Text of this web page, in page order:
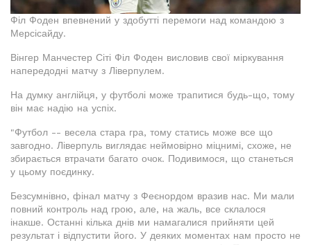
Філ Фоден впевнений у здобутті перемоги над командою з
Мерсісайду.
Вінгер Манчестер Сіті Філ Фоден висловив свої міркування
напередодні матчу з Ліверпулем.
На думку англійця, у футболі може трапитися будь-що, тому
він має надію на успіх.
"Футбол -- весела стара гра, тому статись може все що
завгодно. Ліверпуль виглядає неймовірно міцнимі, схоже, не
збирається втрачати багато очок. Подивимося, що станеться
у цьому поєдинку.
Безсумнівно, фінал матчу з Феєнордом вразив нас. Ми мали
повний контроль над грою, але, на жаль, все склалося
інакше. Останні кілька днів ми намагалися прийняти цей
результат і відпустити його. У деяких моментах нам просто не